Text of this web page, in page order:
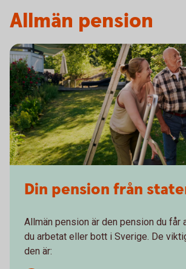
Allmän pension
Din pension från
Allmän pension är den pension du får
du arbetat eller bott i Sverige. De
den är: